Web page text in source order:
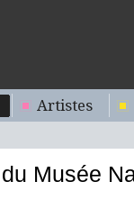
Artistes
Musée